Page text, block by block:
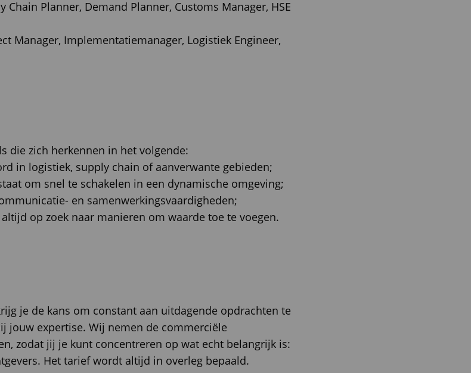
Chain Planner, Demand Planner, Customs Manager, HSE
Manager, Implementatiemanager, Logistiek Engineer,
die zich herkennen in het volgende:
in logistiek, supply chain of aanverwante gebieden;
om snel te schakelen in een dynamische omgeving;
en samenwerkingsvaardigheden;
op zoek naar manieren om waarde toe te voegen.
je de kans om constant aan uitdagende opdrachten te
jouw expertise. Wij nemen de commerciële
zodat jij je kunt concentreren op wat echt belangrijk is:
Het tarief wordt altijd in overleg bepaald.